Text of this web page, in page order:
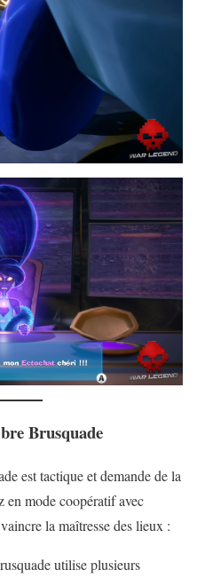
Brusquade
est tactique et demande de la
en mode coopératif avec
la maîtresse des lieux :
utilise plusieurs